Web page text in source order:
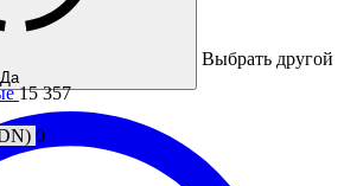
Да
Выбрать другой
15 357
0